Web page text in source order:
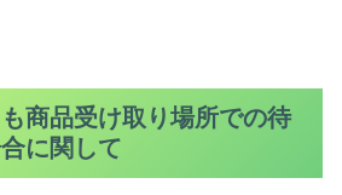
商品受け取り場所での待
に関して